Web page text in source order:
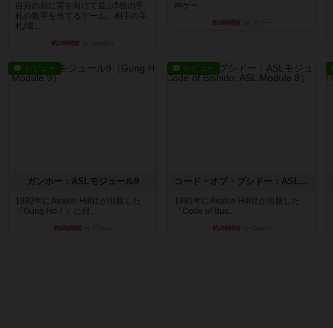
自分の前に背を向けて並ぶ5枚の手
札の数字を当てるゲーム。相手の手
札/場...
約2時間前
神ゲー
約3時間前
レビュー
ガンホー：ASLモジュール9
1992年にAvalon Hill社が出版した
『Gung Ho！』に付...
約4時間前
レビュー
コード・オブ・ブシドー：ASLモジュール8
1991年にAvalon Hill社が出版した
『Code of Bus...
約4時間前